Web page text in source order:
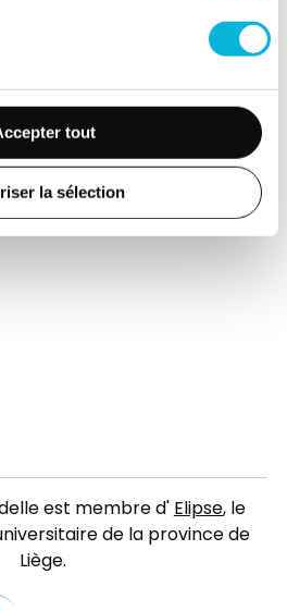
tout
la sélection
santé
et médecins Citadelle
est membre d'Elipse, le
de la province de
Liège.